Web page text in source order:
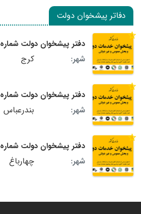
دفاتر پیشخوان دولت
دفتر پیشخوان دولت شماره 1122
شهر:
کرج
دفتر پیشخوان دولت شماره 192 شهرک پیامبر اعظم
شهر:
بندرعباس
دفتر پیشخوان دولت شماره 73401036 آغچه حصار
شهر:
چهارباغ